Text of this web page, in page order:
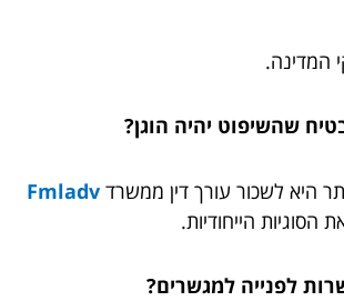
המדינה.
היא לשכור עורך דין ממשרד Fmladv
הסוגיות הייחודיות.